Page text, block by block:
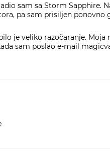
sam sa Storm Sapphire.
pa sam prisiljen ponovno
je veliko razočaranje. Moja
sam poslao e-mail